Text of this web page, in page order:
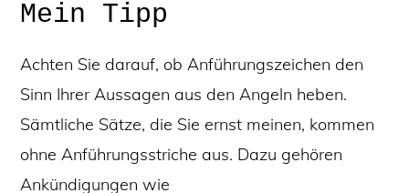
Mein Tipp
Achten Sie darauf, ob Anführungszeichen den
Sinn Ihrer Aussagen aus den Angeln heben.
Sämtliche Sätze, die Sie ernst meinen, kommen
ohne Anführungsstriche aus. Dazu gehören
Ankündigungen wie